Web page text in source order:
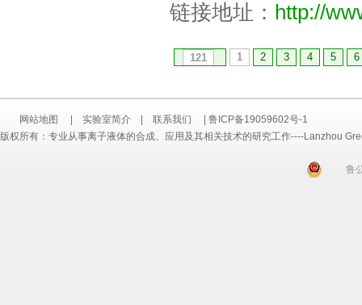
链接地址： http://
121 1 2 3 4 5 6
网站地图 实验室简介 联系我们
鲁ICP备19059602号-1
版权所有：专业从事离子液体的合成、应用及其相关技术的研究工作----Lanzhou
鲁